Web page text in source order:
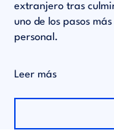
extranjero tras
uno de los pasos
personal.
Leer más